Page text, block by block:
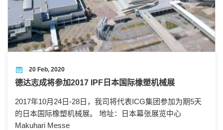
20 Feb, 2020
德达志成将参加2017 IPF日本国际橡塑机械展
2017年10月24日-28日，我司将代表ICG集团参加为期5天
的日本国际橡塑机械展。 地址：日本幕张展览中心
Makuhari Messe